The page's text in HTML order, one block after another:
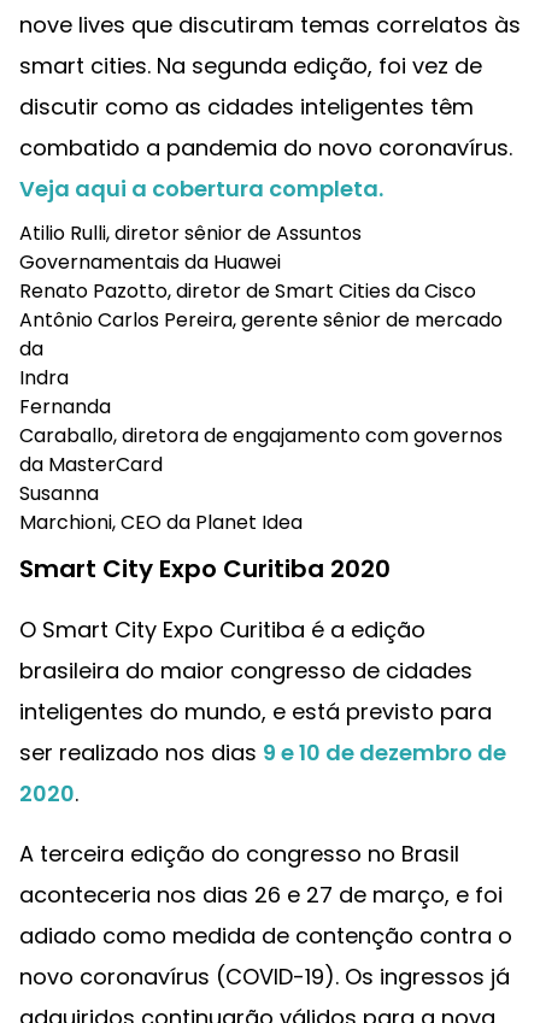
nove lives que discutiram temas correlatos às
smart cities. Na segunda edição, foi vez de
discutir como as cidades inteligentes têm
combatido a pandemia do novo coronavírus.
Veja aqui a cobertura completa.
Atilio Rulli, diretor sênior de Assuntos
Governamentais da Huawei
Renato Pazotto, diretor de Smart Cities da Cisco
Antônio Carlos Pereira, gerente sênior de mercado
da
Indra
Fernanda
Caraballo, diretora de engajamento com governos
da MasterCard
Susanna
Marchioni, CEO da Planet Idea
Smart City Expo Curitiba 2020
O Smart City Expo Curitiba é a edição
brasileira do maior congresso de cidades
inteligentes do mundo, e está previsto para
ser realizado nos dias 9 e 10 de dezembro de
2020.
A terceira edição do congresso no Brasil
aconteceria nos dias 26 e 27 de março, e foi
adiado como medida de contenção contra o
novo coronavírus (COVID-19). Os ingressos já